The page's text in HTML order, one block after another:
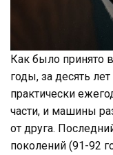
Как было принято
годы, за десять
практически
части, и машины
от друга.
поколений (91-92